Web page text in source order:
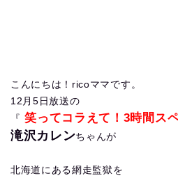
こんにちは！ricoママです。
12月5日放送の
『 笑ってコラえて！3時間ス
滝沢カレンちゃんが
北海道にある網走監獄を